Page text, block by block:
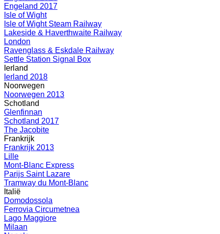
Engeland 2017
Isle of Wight
Isle of Wight Steam Railway
Lakeside & Haverthwaite Railway
London
Ravenglass & Eskdale Railway
Settle Station Signal Box
Ierland
Ierland 2018
Noorwegen
Noorwegen 2013
Schotland
Glenfinnan
Schotland 2017
The Jacobite
Frankrijk
Frankrijk 2013
Lille
Mont-Blanc Express
Parijs Saint Lazare
Tramway du Mont-Blanc
Italië
Domodossola
Ferrovia Circumetnea
Lago Maggiore
Milaan